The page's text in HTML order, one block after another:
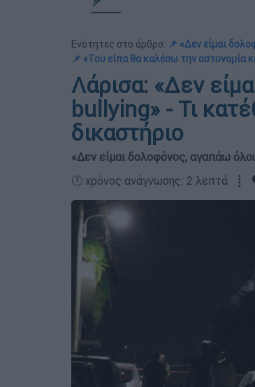
Ενότητες στο άρθρο: 📌 «Δεν είμαι
📌 «Του είπα θα καλέσω την αστυνομία
Λάρισα: «Δεν
bullying» - Τι
δικαστήριο
«Δεν είμαι δολοφόνος, αγαπάω
🕛 χρόνος ανάγνωσης: 2 λεπτά ┋